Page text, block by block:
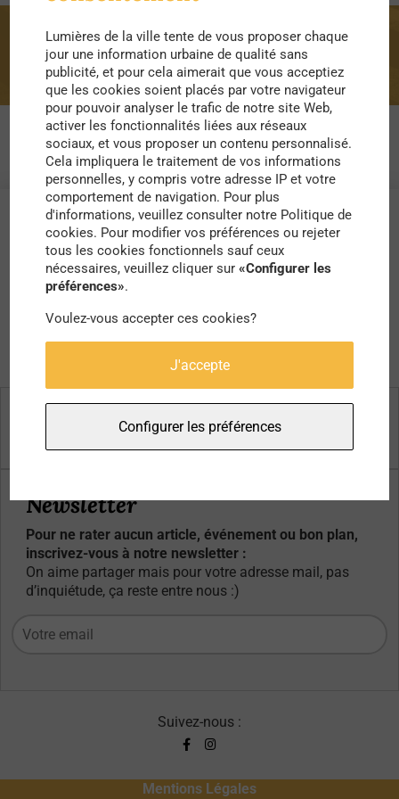
cabane
Newsletter
Pour ne rater aucun article, événement ou bon plan,
inscrivez-vous à notre newsletter :
On aime partager mais pour votre adresse mail, pas
d’inquiétude, ça reste entre nous :)
Suivez-nous :
Mentions Légales
Lumières de la ville tente de vous proposer chaque
jour une information urbaine de qualité sans
publicité, et pour cela aimerait que vous acceptiez
que les cookies soient placés par votre navigateur
pour pouvoir analyser le trafic de notre site Web,
activer les fonctionnalités liées aux réseaux
sociaux, et vous proposer un contenu personnalisé.
Cela impliquera le traitement de vos informations
personnelles, y compris votre adresse IP et votre
comportement de navigation. Pour plus
d'informations, veuillez consulter notre Politique de
cookies. Pour modifier vos préférences ou rejeter
tous les cookies fonctionnels sauf ceux
nécessaires, veuillez cliquer sur«Configurer les
préférences».
Voulez-vous accepter ces cookies?
J'accepte
Configurer les préférences